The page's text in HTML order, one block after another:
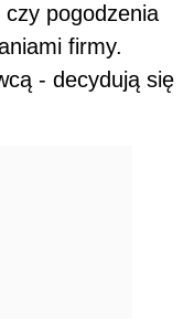
pogodzenia
firmy.
- decydują się